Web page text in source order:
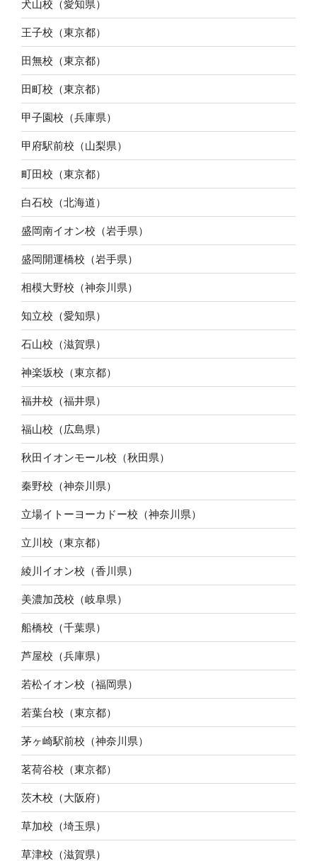
犬山校（愛知県）
王子校（東京都）
田無校（東京都）
田町校（東京都）
甲子園校（兵庫県）
甲府駅前校（山梨県）
町田校（東京都）
白石校（北海道）
盛岡南イオン校（岩手県）
盛岡開運橋校（岩手県）
相模大野校（神奈川県）
知立校（愛知県）
石山校（滋賀県）
神楽坂校（東京都）
福井校（福井県）
福山校（広島県）
秋田イオンモール校（秋田県）
秦野校（神奈川県）
立場イトーヨーカドー校（神奈川県）
立川校（東京都）
綾川イオン校（香川県）
美濃加茂校（岐阜県）
船橋校（千葉県）
芦屋校（兵庫県）
若松イオン校（福岡県）
若葉台校（東京都）
茅ヶ崎駅前校（神奈川県）
茗荷谷校（東京都）
茨木校（大阪府）
草加校（埼玉県）
草津校（滋賀県）